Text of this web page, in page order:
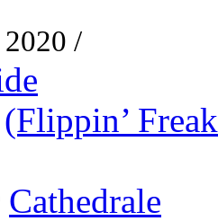
2020 /
(Flippin’
Cathedrale